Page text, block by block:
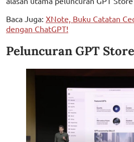
Baca Juga: XNote, Buku Catatan
dengan ChatGPT!
Peluncuran GPT